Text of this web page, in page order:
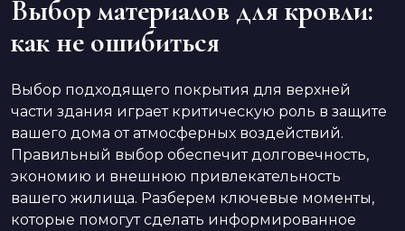
Выбор материалов для кровли:
как не ошибиться
Выбор подходящего покрытия для верхней
части здания играет критическую роль в защите
вашего дома от атмосферных воздействий.
Правильный выбор обеспечит долговечность,
экономию и внешнюю привлекательность
вашего жилища. Разберем ключевые моменты,
которые помогут сделать информированное